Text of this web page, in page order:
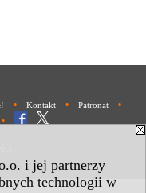
i jej partnerzy
technologii w
• Kontakt • Patronat •
•